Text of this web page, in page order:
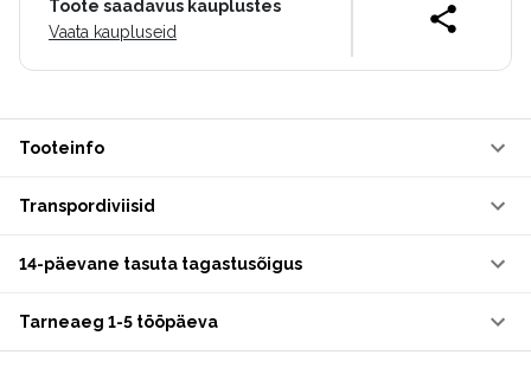
Toote saadavus kauplustes
Vaata kaupluseid
Tooteinfo
Transpordiviisid
14-päevane tasuta tagastusõigus
Tarneaeg 1-5 tööpäeva